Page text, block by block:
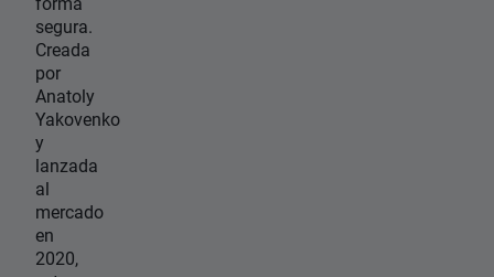
segura.
Creada
por
Anatoly
Yakovenko
y
lanzada
al
mercado
en
2020,